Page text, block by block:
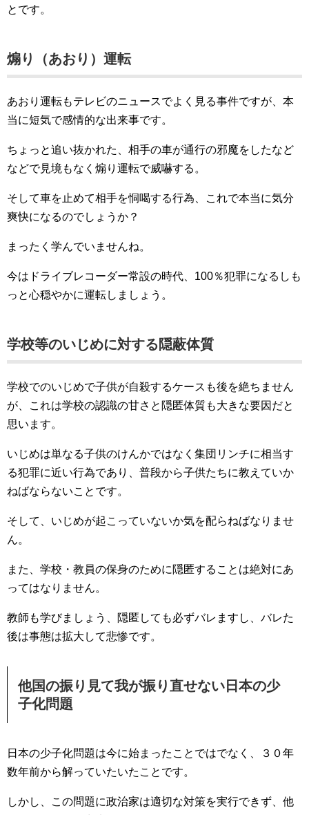
とです。
煽り（あおり）運転
あおり運転もテレビのニュースでよく見る事件ですが、本
当に短気で感情的な出来事です。
ちょっと追い抜かれた、相手の車が通行の邪魔をしたなど
などで見境もなく煽り運転で威嚇する。
そして車を止めて相手を恫喝する行為、これで本当に気分
爽快になるのでしょうか？
まったく学んでいませんね。
今はドライブレコーダー常設の時代、100％犯罪になるしも
っと心穏やかに運転しましょう。
学校等のいじめに対する隠蔽体質
学校でのいじめで子供が自殺するケースも後を絶ちません
が、これは学校の認識の甘さと隠匿体質も大きな要因だと
思います。
いじめは単なる子供のけんかではなく集団リンチに相当す
る犯罪に近い行為であり、普段から子供たちに教えていか
ねばならないことです。
そして、いじめが起こっていないか気を配らねばなりませ
ん。
また、学校・教員の保身のために隠匿することは絶対にあ
ってはなりません。
教師も学びましょう、隠匿しても必ずバレますし、バレた
後は事態は拡大して悲惨です。
他国の振り見て我が振り直せない日本の少
子化問題
日本の少子化問題は今に始まったことではでなく、３０年
数年前から解っていたいたことです。
しかし、この問題に政治家は適切な対策を実行できず、他